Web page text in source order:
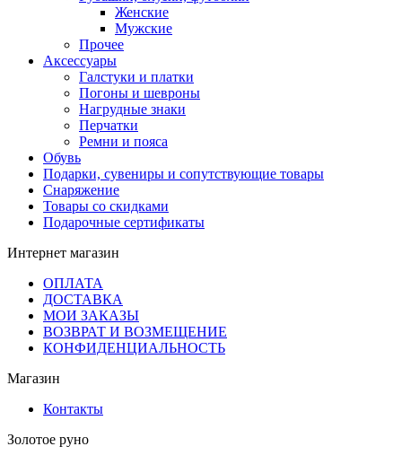
Женские
Мужские
Прочее
Аксессуары
Галстуки и платки
Погоны и шевроны
Нагрудные знаки
Перчатки
Ремни и пояса
Обувь
Подарки, сувениры и сопутствующие товары
Снаряжение
Товары со скидками
Подарочные сертификаты
Интернет магазин
ОПЛАТА
ДОСТАВКА
МОИ ЗАКАЗЫ
ВОЗВРАТ И ВОЗМЕЩЕНИЕ
КОНФИДЕНЦИАЛЬНОСТЬ
Магазин
Контакты
Золотое руно